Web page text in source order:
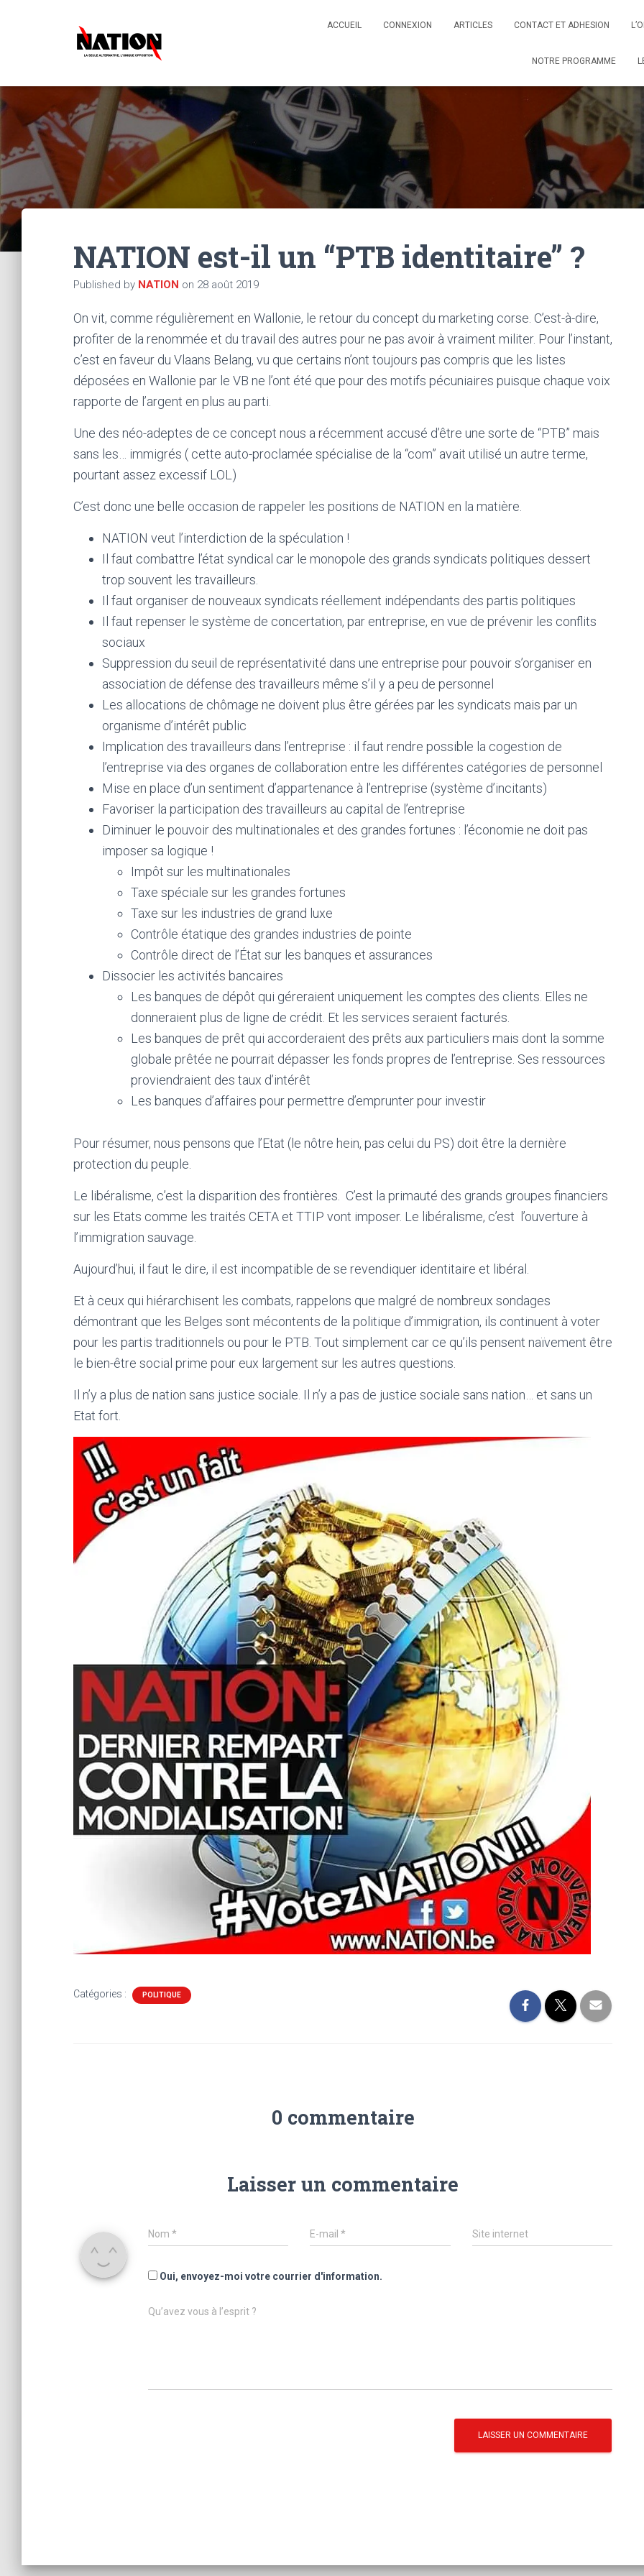
ACCUEIL CONNEXION ARTICLES CONTACT ET ADHESION
NOTRE PROGRAMME
NATION est-il un “PTB identitaire” ?
Published by NATION on 28 août 2019
On vit, comme régulièrement en Wallonie, le retour du concept du marketing corse. C’est-à-dire,
profiter de la renommée et du travail des autres pour ne pas avoir à vraiment militer. Pour l’instant,
c’est en faveur du Vlaans Belang, vu que certains n’ont toujours pas compris que les listes
déposées en Wallonie par le VB ne l’ont été que pour des motifs pécuniaires puisque chaque voix
rapporte de l’argent en plus au parti.
Une des néo-adeptes de ce concept nous a récemment accusé d’être une sorte de “PTB” mais
sans les… immigrés ( cette auto-proclamée spécialise de la “com” avait utilisé un autre terme,
pourtant assez excessif LOL)
C’est donc une belle occasion de rappeler les positions de NATION en la matière.
NATION veut l’interdiction de la spéculation !
Il faut combattre l’état syndical car le monopole des grands syndicats politiques dessert
trop souvent les travailleurs.
Il faut organiser de nouveaux syndicats réellement indépendants des partis politiques
Il faut repenser le système de concertation, par entreprise, en vue de prévenir les conflits
sociaux
Suppression du seuil de représentativité dans une entreprise pour pouvoir s’organiser en
association de défense des travailleurs même s’il y a peu de personnel
Les allocations de chômage ne doivent plus être gérées par les syndicats mais par un
organisme d’intérêt public
Implication des travailleurs dans l’entreprise : il faut rendre possible la cogestion de
l’entreprise via des organes de collaboration entre les différentes catégories de personnel
Mise en place d’un sentiment d’appartenance à l’entreprise (système d’incitants)
Favoriser la participation des travailleurs au capital de l’entreprise
Diminuer le pouvoir des multinationales et des grandes fortunes : l’économie ne doit pas
imposer sa logique !
Impôt sur les multinationales
Taxe spéciale sur les grandes fortunes
Taxe sur les industries de grand luxe
Contrôle étatique des grandes industries de pointe
Contrôle direct de l’État sur les banques et assurances
Dissocier les activités bancaires
Les banques de dépôt qui géreraient uniquement les comptes des clients. Elles ne
donneraient plus de ligne de crédit. Et les services seraient facturés.
Les banques de prêt qui accorderaient des prêts aux particuliers mais dont la somme
globale prêtée ne pourrait dépasser les fonds propres de l’entreprise. Ses ressources
proviendraient des taux d’intérêt
Les banques d’affaires pour permettre d’emprunter pour investir
Pour résumer, nous pensons que l’Etat (le nôtre hein, pas celui du PS) doit être la dernière
protection du peuple.
Le libéralisme, c’est la disparition des frontières. C’est la primauté des grands groupes financiers
sur les Etats comme les traités CETA et TTIP vont imposer. Le libéralisme, c’est l’ouverture à
l’immigration sauvage.
Aujourd’hui, il faut le dire, il est incompatible de se revendiquer identitaire et libéral.
Et à ceux qui hiérarchisent les combats, rappelons que malgré de nombreux sondages
démontrant que les Belges sont mécontents de la politique d’immigration, ils continuent à voter
pour les partis traditionnels ou pour le PTB. Tout simplement car ce qu’ils pensent naïvement être
le bien-être social prime pour eux largement sur les autres questions.
Il n’y a plus de nation sans justice sociale. Il n’y a pas de justice sociale sans nation… et sans un
Etat fort.
Catégories : POLITIQUE
0 commentaire
Laisser un commentaire
Nom * E-mail* Site internet
Oui, envoyez-moi votre courrier d'information.
Qu’avez vous à l’esprit ?